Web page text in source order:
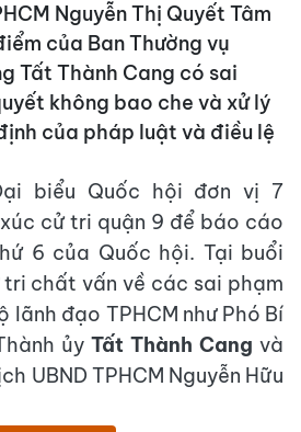
Nguyễn Thị Quyết Tâm
của Ban Thường vụ
Tất Thành Cang có sai
không bao che và xử lý
của pháp luật và điều lệ
biểu Quốc hội đơn vị 7
cử tri quận 9 để báo cáo
6 của Quốc hội. Tại buổi
chất vấn về các sai phạm
lãnh đạo TPHCM như Phó Bí
ủyTất Thành Cang và
UBND TPHCM Nguyễn Hữu